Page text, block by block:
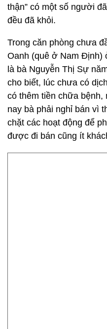
thận” có một số người
đều đã khỏi.
Trong căn phòng chưa
Oanh (quê ở Nam
là bà Nguyễn Thị Sự
cho biết, lúc chưa có
có thêm tiền chữa bệnh,
nay bà phải nghỉ bán vì
chặt các hoạt động để
được đi bán cũng ít